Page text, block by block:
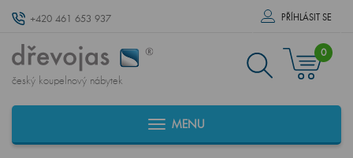
+420 461 653 937 PŘÍHLÁSIT SE
český koupelnový nábytek
0
MENU